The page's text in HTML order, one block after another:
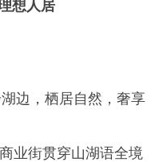
想人居
边，栖居自然，奢享
业街贯穿山湖语全境